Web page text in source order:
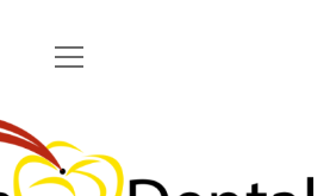
CON LÁSER
LÁSER FOTONA ®
CONTACTO
abrir
menú